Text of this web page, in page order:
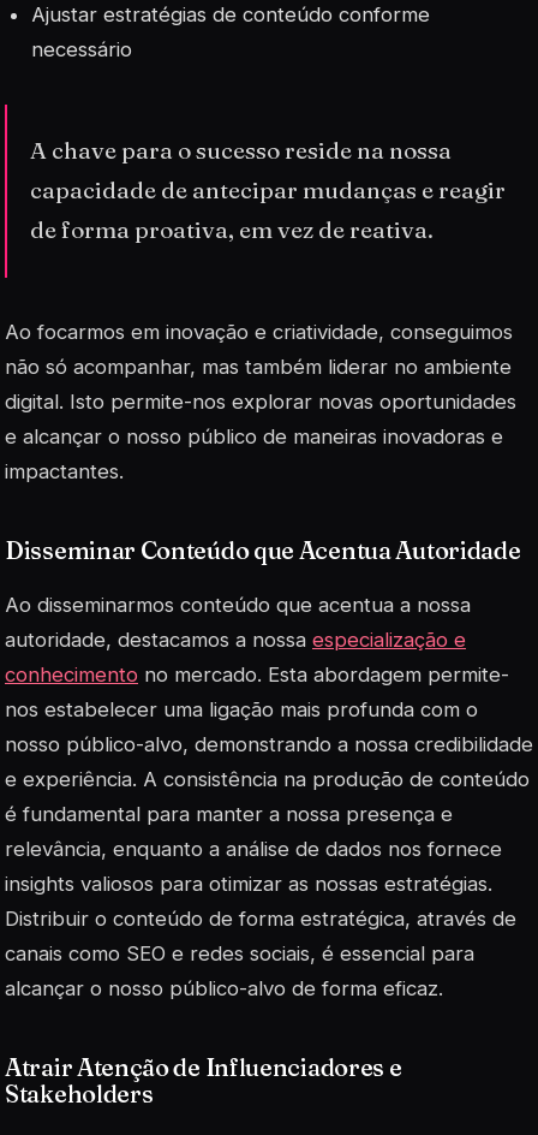
Ajustar estratégias de conteúdo conforme
necessário
A chave para o sucesso reside na nossa
capacidade de antecipar mudanças e reagir
de forma proativa, em vez de reativa.
Ao focarmos em inovação e criatividade, conseguimos
não só acompanhar, mas também liderar no ambiente
digital. Isto permite-nos explorar novas oportunidades
e alcançar o nosso público de maneiras inovadoras e
impactantes.
Disseminar Conteúdo que Acentua Autoridade
Ao disseminarmos conteúdo que acentua a nossa
autoridade, destacamos a nossa especialização e
conhecimento no mercado. Esta abordagem permite-
nos estabelecer uma ligação mais profunda com o
nosso público-alvo, demonstrando a nossa credibilidade
e experiência. A consistência na produção de conteúdo
é fundamental para manter a nossa presença e
relevância, enquanto a análise de dados nos fornece
insights valiosos para otimizar as nossas estratégias.
Distribuir o conteúdo de forma estratégica, através de
canais como SEO e redes sociais, é essencial para
alcançar o nosso público-alvo de forma eficaz.
Atrair Atenção de Influenciadores e
Stakeholders